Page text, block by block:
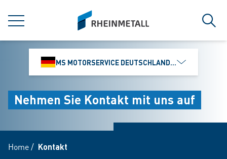
MENÜ
siteLogo
MS MOTORSERVICE DEUTSCHLAND GMBH
Nehmen Sie Kontakt mit uns auf
Home/ Kontakt